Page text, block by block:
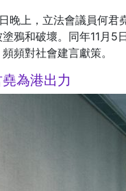
晚上，立法會議員何君
鴉和破壞。同年11月5
頻對社會建言獻策。
為港出力